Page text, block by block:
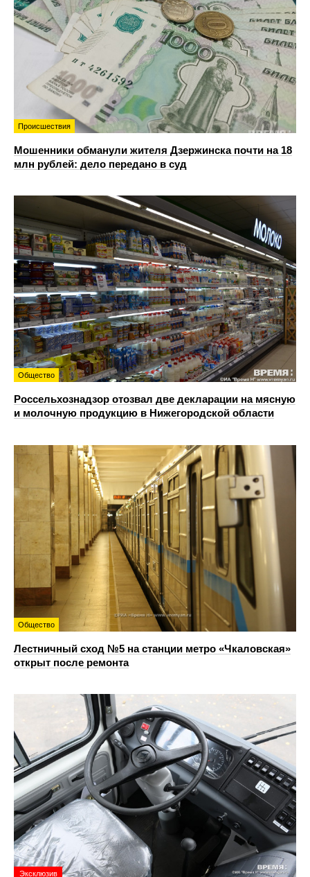
Происшествия
Мошенники обманули жителя Дзержинска почти на 18
млн рублей: дело передано в суд
Общество
Россельхознадзор отозвал две декларации на мясную
и молочную продукцию в Нижегородской области
Общество
Лестничный сход №5 на станции метро «Чкаловская»
открыт после ремонта
Эксклюзив